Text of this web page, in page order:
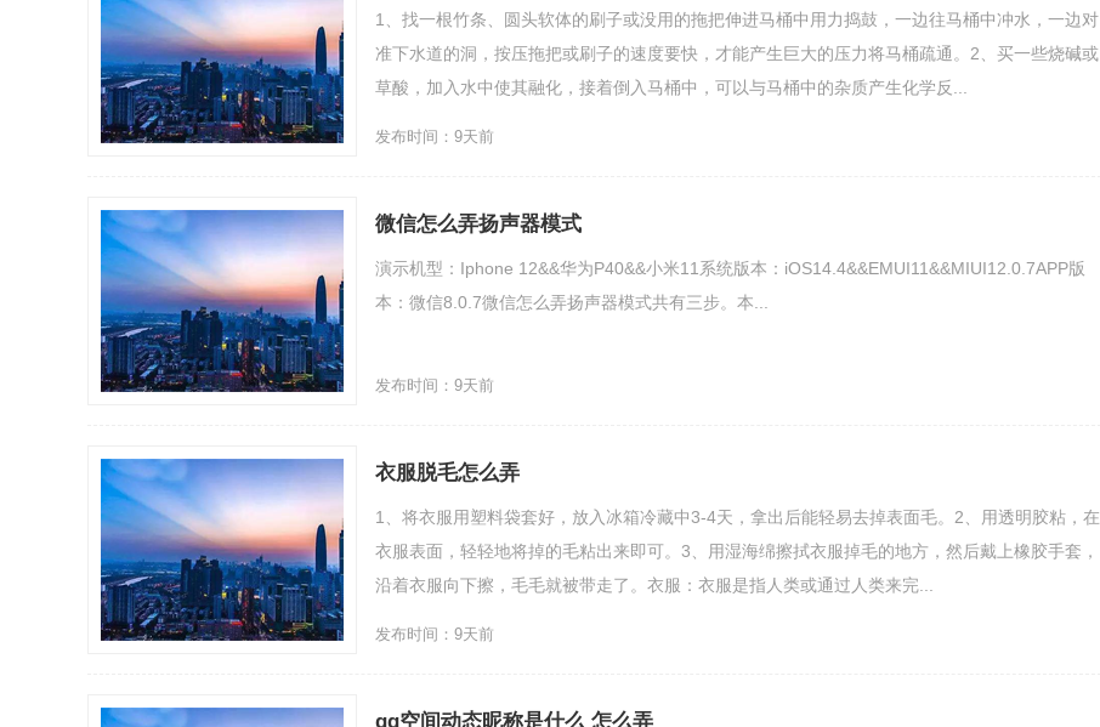
1、找一根竹条、圆头软体的刷子或没用的拖把伸进马桶中用力捣鼓，一边往马桶中冲水，一边对
准下水道的洞，按压拖把或刷子的速度要快，才能产生巨大的压力将马桶疏通。2、买一些烧碱或
草酸，加入水中使其融化，接着倒入马桶中，可以与马桶中的杂质产生化学反...
发布时间：9天前
微信怎么弄扬声器模式
演示机型：Iphone 12&&华为P40&&小米11系统版本：iOS14.4&&EMUI11&&MIUI12.0.7APP版
本：微信8.0.7微信怎么弄扬声器模式共有三步。本...
发布时间：9天前
衣服脱毛怎么弄
1、将衣服用塑料袋套好，放入冰箱冷藏中3-4天，拿出后能轻易去掉表面毛。2、用透明胶粘，在
衣服表面，轻轻地将掉的毛粘出来即可。3、用湿海绵擦拭衣服掉毛的地方，然后戴上橡胶手套，
沿着衣服向下擦，毛毛就被带走了。衣服：衣服是指人类或通过人类来完...
发布时间：9天前
qq空间动态昵称是什么 怎么弄